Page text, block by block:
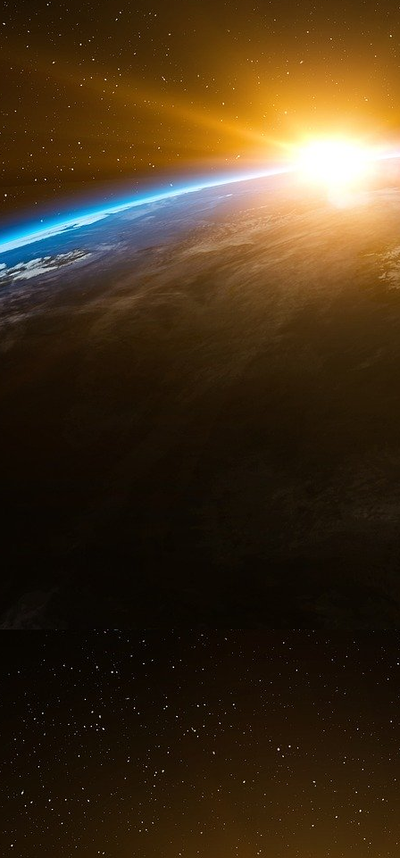
Les attentats du 11 Septembre ont été le bon
L’annonce du retrait des Etats Unis du traité
2001. Le mardi 12 juin 2002, à Madrid,
vestige du passé ». Le lendemain, les
traité.
Ce retrait unilatéral fait sauter le verrou
spatial. C’est l’US Navy qui devient le pivot
à l’ IDS : la « National Missile Defense »
(MDA).
Selon Vladimir Poutine, le retrait des États-
à commencer à développer des armes
hypersoniques en réponse au déploiement
contre les missiles stratégiques qui, à
de réduire à zéro tout notre potentiel
Missile Defense » (AWS/BMD) allait
Agency (créée en 2002) et par l’US Navy.
Le système AEGIS est utilisable dans des
Navy. Il est capable d’opérer en zone
des tirs SRBM et MRBM qui les
d’infrastructures sensibles (ports,
industrielles,…) localisés en zone côtière
« friends and allies ».
Or il se trouve que si le conflit qui oppose
Toulouse sera une cible prioritaire et